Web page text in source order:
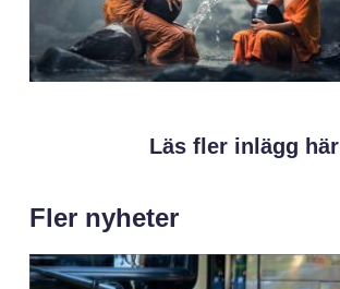
Läs fler inlägg här
Fler nyheter